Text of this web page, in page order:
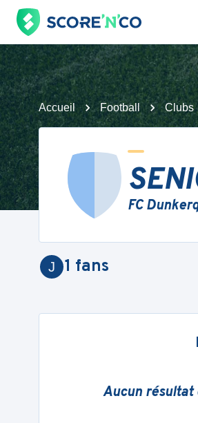
Accueil Football Clubs
FC
J 1 fans
Aucun résultat